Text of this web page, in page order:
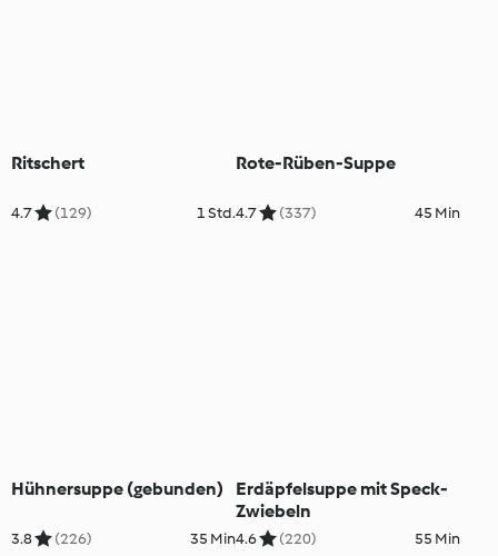
Ritschert
4.7 (129) 1 Std.
Rote-Rüben-Suppe
4.7 (337) 45 Min
Hühnersuppe (gebunden)
3.8 (226) 35 Min
Erdäpfelsuppe mit Speck-
Zwiebeln
4.6 (220) 55 Min